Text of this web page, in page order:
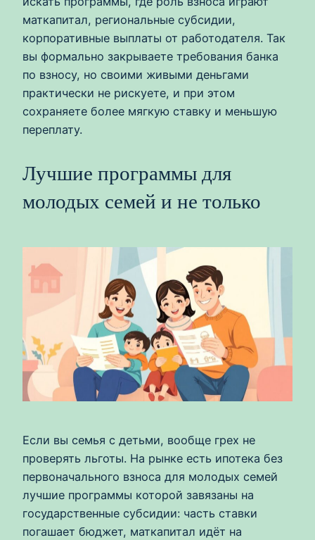
маткапитал, региональные субсидии,
корпоративные выплаты от работодателя. Так
вы формально закрываете требования банка
по взносу, но своими живыми деньгами
практически не рискуете, и при этом
сохраняете более мягкую ставку и меньшую
переплату.
Лучшие программы для
молодых семей и не только
Если вы семья с детьми, вообще грех не
проверять льготы. На рынке есть ипотека без
первоначального взноса для молодых семей
лучшие программы которой завязаны на
государственные субсидии: часть ставки
погашает бюджет, маткапитал идёт на